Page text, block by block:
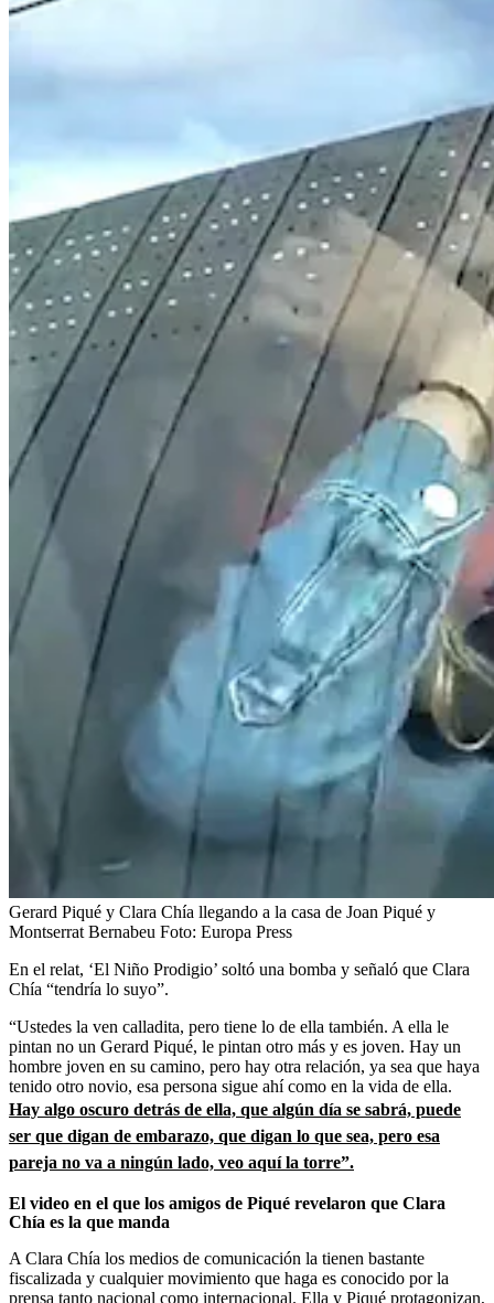
Gerard Piqué y Clara Chía llegando a la casa de Joan Piqué y
Montserrat Bernabeu Foto: Europa Press
En el relat, ‘El Niño Prodigio’ soltó una bomba y señaló que Clara
Chía “tendría lo suyo”.
“Ustedes la ven calladita, pero tiene lo de ella también. A ella le
pintan no un Gerard Piqué, le pintan otro más y es joven. Hay un
hombre joven en su camino, pero hay otra relación, ya sea que haya
tenido otro novio, esa persona sigue ahí como en la vida de ella.
Hay algo oscuro detrás de ella, que algún día se sabrá, puede
ser que digan de embarazo, que digan lo que sea, pero esa
pareja no va a ningún lado, veo aquí la torre”.
El video en el que los amigos de Piqué revelaron que Clara
Chía es la que manda
A Clara Chía los medios de comunicación la tienen bastante
fiscalizada y cualquier movimiento que haga es conocido por la
prensa tanto nacional como internacional. Ella y Piqué protagonizan,